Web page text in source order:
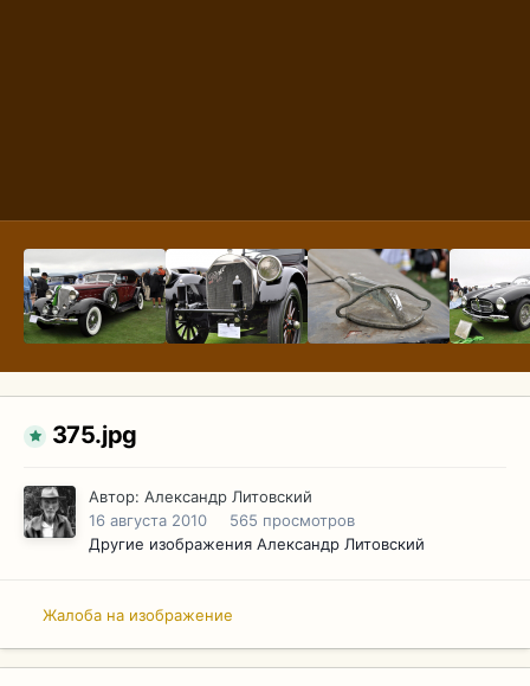
375.jpg
Автор: Александр Литовский
16 августа 2010
565 просмотров
Другие изображения Александр Литовский
Жалоба на изображение